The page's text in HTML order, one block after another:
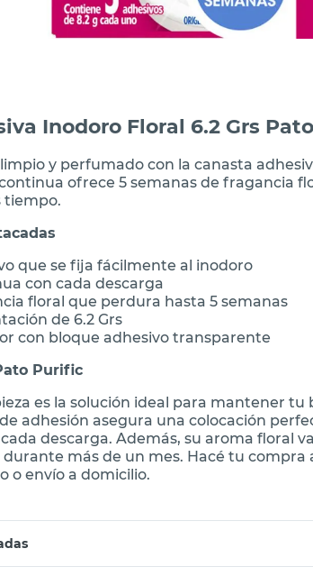
Inodoro Floral 6.2 Grs
y perfumado con la canasta
ofrece 5 semanas de fragancia
tiempo.
que se fija fácilmente al inodoro
con cada descarga
floral que perdura hasta 5 semanas
de 6.2 Grs
con bloque adhesivo transparente
Purific
es la solución ideal para mantener tu
adhesión asegura una colocación
descarga. Además, su aroma floral
más de un mes. Hacé tu compra
o envío a domicilio.